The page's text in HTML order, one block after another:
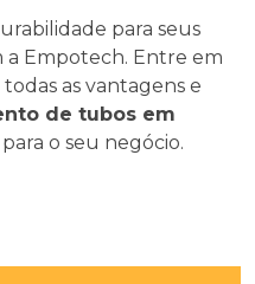
para seus
a Empotech. Entre em
as vantagens e
de tubos em
o seu negócio.